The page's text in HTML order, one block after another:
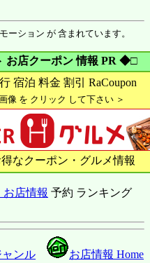
ーション が 含まれています。
お店クーポン 情報 PR ◆□
宿泊 料金 割引 RaCoupon
像 を クリック して下さい ＞
なクーポン・グルメ情報
店情報 予約 ランキング
ンル お店情報 Home